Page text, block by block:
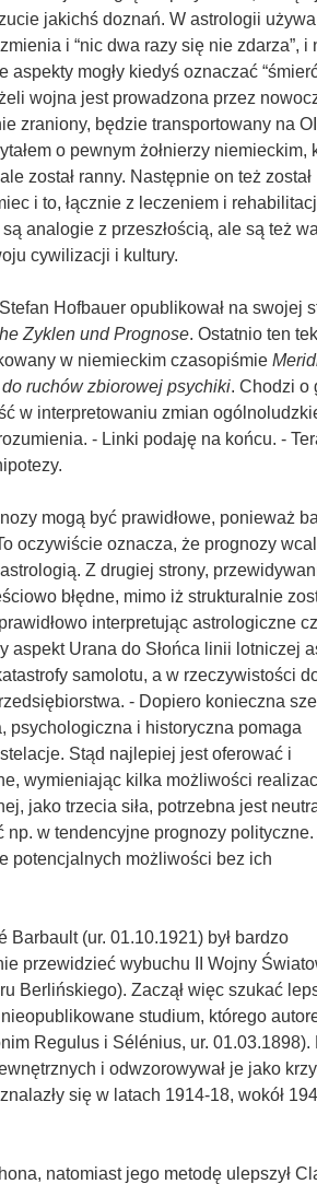
jakichś doznań. W astrologii
i “nic dwa razy się nie zdarza”, i
mogły kiedyś oznaczać
wojna jest prowadzona przez
zraniony, będzie transportowany na
o pewnym żołnierzy niemieckim,
został ranny. Następnie on też został
i to, łącznie z leczeniem i
analogie z przeszłością, ale są też
cywilizacji i kultury.
Hofbauer opublikował na swojej
Zyklen und Prognose. Ostatnio ten
w niemieckim czasopiśmie
ruchów zbiorowej psychiki. Chodzi o
w interpretowaniu zmian
- Linki podaję na końcu. -
mogą być prawidłowe, ponieważ
oczywiście oznacza, że prognozy
Z drugiej strony,
błędne, mimo iż strukturalnie
interpretując astrologiczne
aspekt Urana do Słońca linii lotniczej
samolotu, a w rzeczywistości
- Dopiero konieczna
psychologiczna i historyczna pomaga
Stąd najlepiej jest oferować i
wymieniając kilka możliwości
jako trzecia siła, potrzebna jest
np. w tendencyjne prognozy polityczne.
potencjalnych możliwości bez ich
(ur. 01.10.1921) był bardzo
przewidzieć wybuchu II Wojny
Berlińskiego). Zaczął więc szukać
studium, którego
Regulus i Sélénius, ur. 01.03.1898).
i odwzorowywał je jako
się w latach 1914-18, wokół
natomiast jego metodę ulepszył